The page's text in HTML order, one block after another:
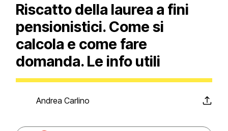
Riscatto della laurea a fini
pensionistici. Come si
calcola e come fare
domanda. Le info utili
Andrea Carlino